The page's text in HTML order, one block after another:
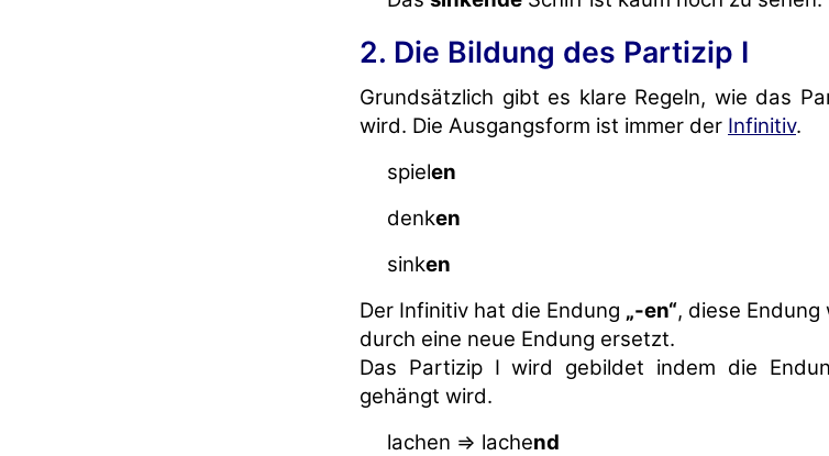
2. Die Bildung des Partizip I
Grundsätzlich gibt es klare Regeln, wie das
wird. Die Ausgangsform ist immer der Infinitiv.
spielen
denken
sinken
Der Infinitiv hat die Endung „-en“, diese
durch eine neue Endung ersetzt.
Das Partizip I wird gebildet indem die
gehängt wird.
lachen => lachend